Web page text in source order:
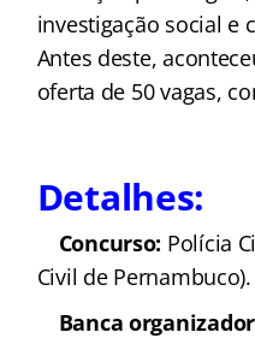
investigação social e
Antes deste,
oferta de 50 vagas,
Detalhes:
Concurso: Polícia
Civil de Pernambuco).
Banca